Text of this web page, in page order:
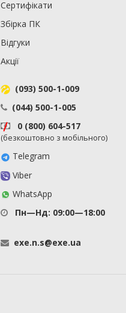
Сертифікати
Збірка ПК
Відгуки
Акції
(093) 500-1-009
(044) 500-1-005
0 (800) 604-517
(безкоштовно з мобільного)
Telegram
Viber
WhatsApp
Пн—Нд: 09:00—18:00
exe.n.s@exe.ua